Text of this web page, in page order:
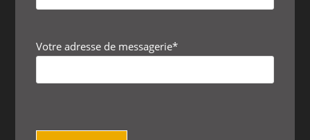
Votre adresse de messagerie*